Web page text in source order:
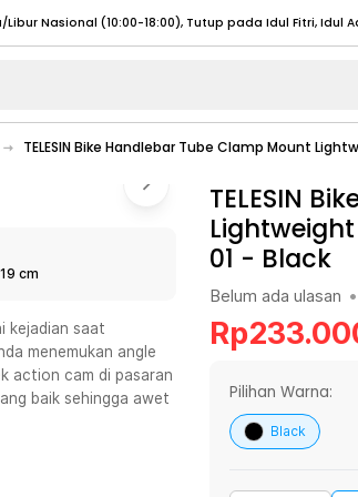
- Minggu (08:00 - 20:00), Tutup pada Idul Fitri
Libur Nasional (08:00 - 17:00) Selengkapnya
Libur Nasional (08:00 - 17:00) Selengkapnya
Libur Nasional (12:00-20:00), Tutup pada Idul Fitri
Libur Nasional (12:00-20:00), Tutup pada Idul Fitri
- Minggu (08:00 - 20:00), Tutup pada Idul Fitri
Libur Nasional (08:00 - 17:00) Selengkapnya
TELESIN Bike Handlebar Tube Clamp Mount
19 cm
kejadian saat
menemukan angle
action cam di pasaran
baik sehingga awet
TELESIN
01 - Black
Belum ada ulasan •
Rp
Pilihan Warna:
Black